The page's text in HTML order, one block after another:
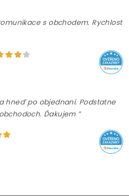
s obchodem. Rychlost
hneď po objednaní. Podstatne
Ďakujem ”